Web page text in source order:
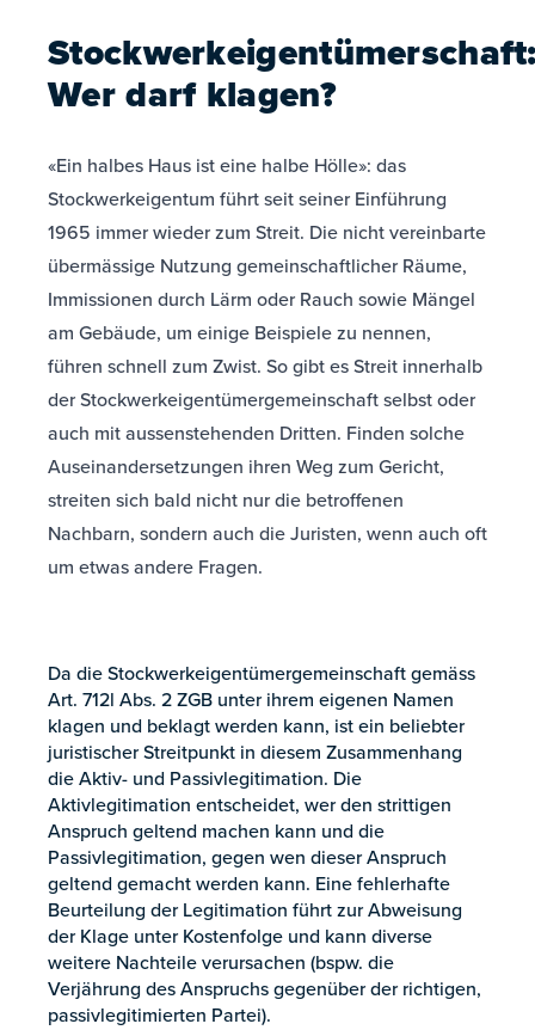
Wer darf klagen?
«Ein halbes Haus ist eine halbe Hölle»: das
Stockwerkeigentum führt seit seiner Einführung
1965 immer wieder zum Streit. Die nicht vereinbarte
übermässige Nutzung gemeinschaftlicher Räume,
Immissionen durch Lärm oder Rauch sowie Mängel
am Gebäude, um einige Beispiele zu nennen,
führen schnell zum Zwist. So gibt es Streit innerhalb
der Stockwerkeigentümergemeinschaft selbst oder
auch mit aussenstehenden Dritten. Finden solche
Auseinandersetzungen ihren Weg zum Gericht,
streiten sich bald nicht nur die betroffenen
Nachbarn, sondern auch die Juristen, wenn auch oft
um etwas andere Fragen.
Da die Stockwerkeigentümergemeinschaft gemäss
Art. 712l Abs. 2 ZGB unter ihrem eigenen Namen
klagen und beklagt werden kann, ist ein beliebter
juristischer Streitpunkt in diesem Zusammenhang
die Aktiv- und Passivlegitimation. Die
Aktivlegitimation entscheidet, wer den strittigen
Anspruch geltend machen kann und die
Passivlegitimation, gegen wen dieser Anspruch
geltend gemacht werden kann. Eine fehlerhafte
Beurteilung der Legitimation führt zur Abweisung
der Klage unter Kostenfolge und kann diverse
weitere Nachteile verursachen (bspw. die
Verjährung des Anspruchs gegenüber der richtigen,
passivlegitimierten Partei).